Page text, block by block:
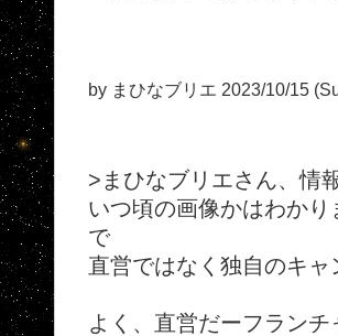
by まひなブリエ 2023/10/15
>まひなブリエさん、情
いつ頃の画像かはわか
で
直営ではなく独自のキ
よく、直営だーフラン